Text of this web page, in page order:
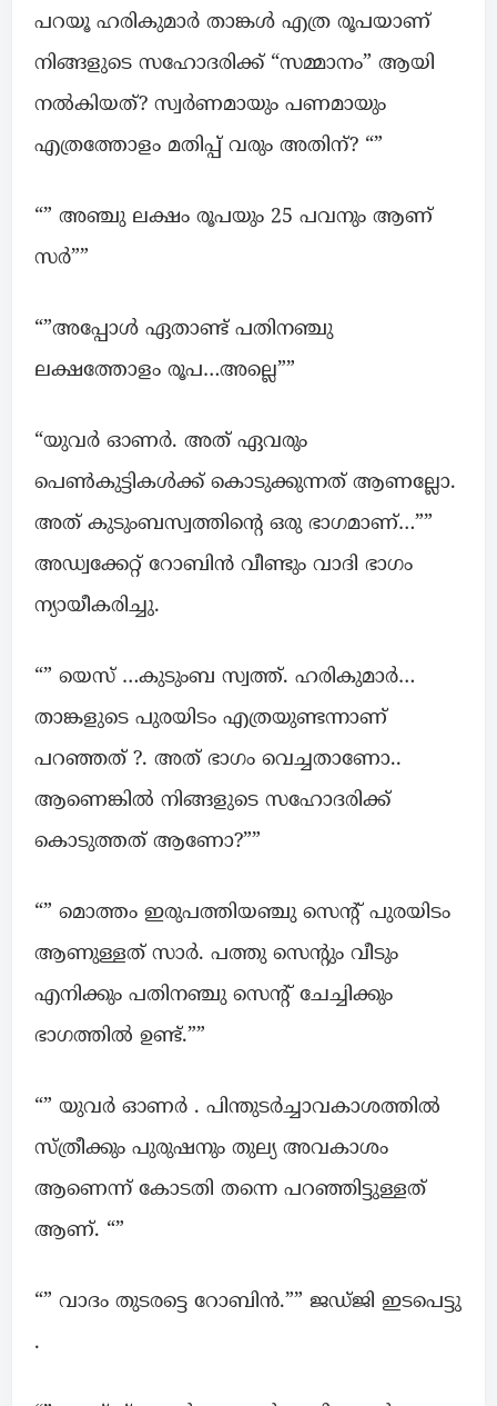
പറയൂ ഹരികുമാർ താങ്കൾ എത്ര രൂപയാണ്
നിങ്ങളുടെ സഹോദരിക്ക് “സമ്മാനം” ആയി
നൽകിയത്? സ്വർണമായും പണമായും
എത്രത്തോളം മതിപ്പ് വരും അതിന്? “”
“” അഞ്ചു ലക്ഷം രൂപയും 25 പവനും ആണ്
സർ””
“”അപ്പോൾ ഏതാണ്ട് പതിനഞ്ചു
ലക്ഷത്തോളം രൂപ…അല്ലെ””
“യുവർ ഓണർ. അത് ഏവരും
പെൺകുട്ടികൾക്ക് കൊടുക്കുന്നത് ആണല്ലോ.
അത് കുടുംബസ്വത്തിന്റെ ഒരു ഭാഗമാണ്…””
അഡ്വക്കേറ്റ് റോബിൻ വീണ്ടും വാദി ഭാഗം
ന്യായീകരിച്ചു.
“” യെസ് …കുടുംബ സ്വത്ത്. ഹരികുമാർ…
താങ്കളുടെ പുരയിടം എത്രയുണ്ടന്നാണ്
പറഞ്ഞത് ?. അത് ഭാഗം വെച്ചതാണോ..
ആണെങ്കിൽ നിങ്ങളുടെ സഹോദരിക്ക്
കൊടുത്തത് ആണോ?””
“” മൊത്തം ഇരുപത്തിയഞ്ചു സെന്റ് പുരയിടം
ആണുള്ളത് സാർ. പത്തു സെന്റും വീടും
എനിക്കും പതിനഞ്ചു സെന്റ് ചേച്ചിക്കും
ഭാഗത്തിൽ ഉണ്ട്.””
“” യുവർ ഓണർ . പിന്തുടർച്ചാവകാശത്തിൽ
സ്ത്രീക്കും പുരുഷനും തുല്യ അവകാശം
ആണെന്ന് കോടതി തന്നെ പറഞ്ഞിട്ടുള്ളത്
ആണ്. “”
“” വാദം തുടരട്ടെ റോബിൻ.”” ജഡ്ജി ഇടപെട്ടു
.